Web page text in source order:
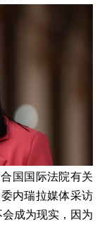
国国际法院有关
内瑞拉媒体采访
成为现实，因为